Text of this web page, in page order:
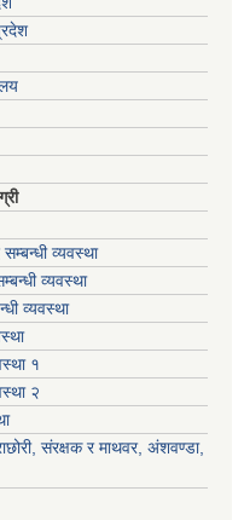
व्यवस्था
व्यवस्था
व्यवस्था
१
२
संरक्षक र माथवर, अंशवण्डा,